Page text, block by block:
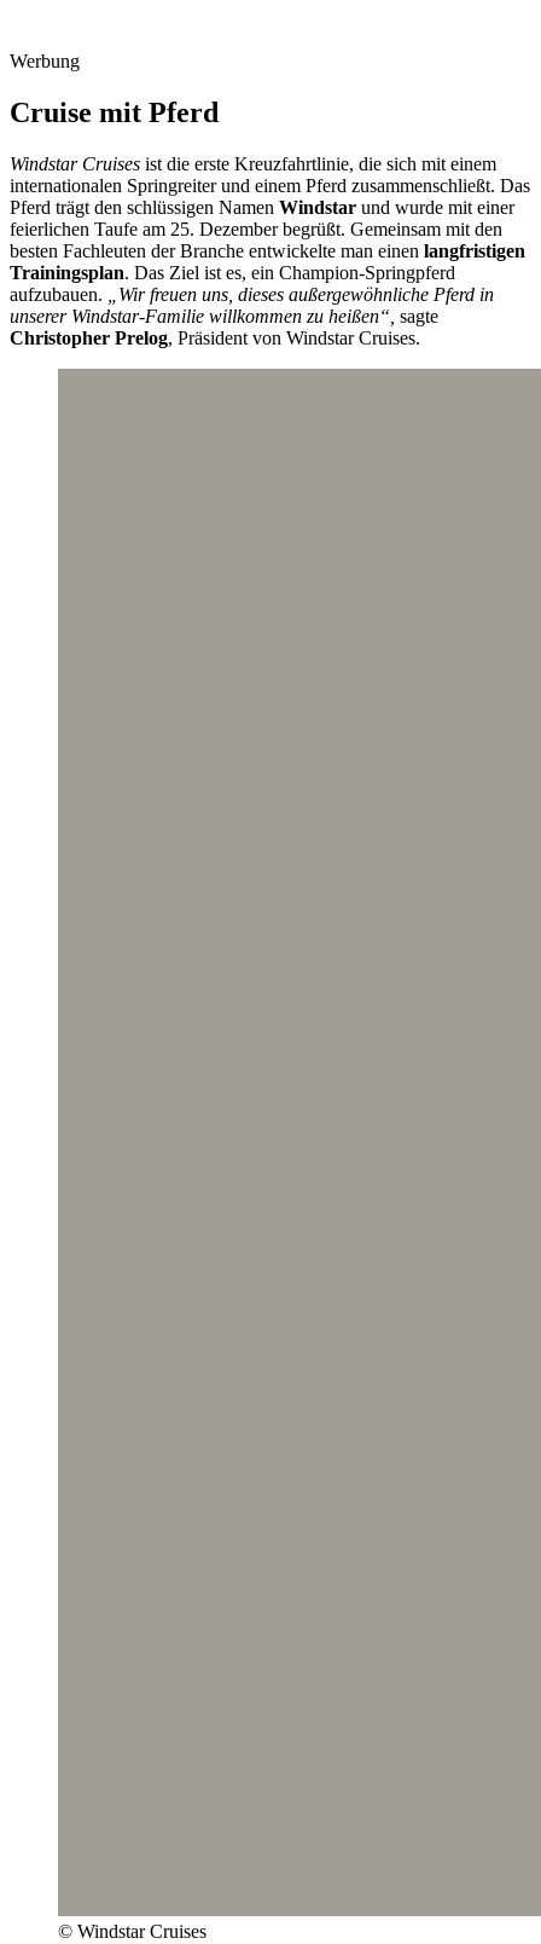
Werbung
Cruise mit Pferd
Windstar Cruises ist die erste Kreuzfahrtlinie, die sich mit einem
internationalen Springreiter und einem Pferd zusammenschließt. Das
Pferd trägt den schlüssigen Namen Windstar und wurde mit einer
feierlichen Taufe am 25. Dezember begrüßt. Gemeinsam mit den
besten Fachleuten der Branche entwickelte man einen langfristigen
Trainingsplan. Das Ziel ist es, ein Champion-Springpferd
aufzubauen.
„Wir freuen uns, dieses außergewöhnliche Pferd in
unserer Windstar-Familie willkommen zu heißen“, sagte
Christopher Prelog, Präsident von Windstar Cruises.
© Windstar Cruises